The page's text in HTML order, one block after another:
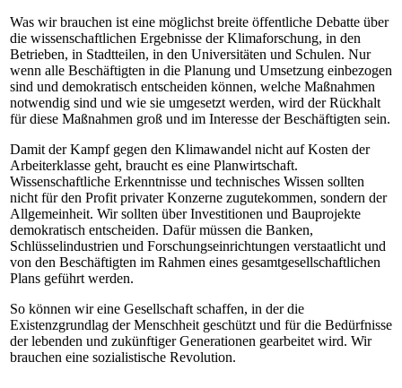
Was wir brauchen ist eine möglichst breite öffentliche Debatte über
die wissenschaftlichen Ergebnisse der Klimaforschung, in den
Betrieben, in Stadtteilen, in den Universitäten und Schulen. Nur
wenn alle Beschäftigten in die Planung und Umsetzung einbezogen
sind und demokratisch entscheiden können, welche Maßnahmen
notwendig sind und wie sie umgesetzt werden, wird der Rückhalt
für diese Maßnahmen groß und im Interesse der Beschäftigten sein.
Damit der Kampf gegen den Klimawandel nicht auf Kosten der
Arbeiterklasse geht, braucht es eine Planwirtschaft.
Wissenschaftliche Erkenntnisse und technisches Wissen sollten
nicht für den Profit privater Konzerne zugutekommen, sondern der
Allgemeinheit. Wir sollten über Investitionen und Bauprojekte
demokratisch entscheiden. Dafür müssen die Banken,
Schlüsselindustrien und Forschungseinrichtungen verstaatlicht und
von den Beschäftigten im Rahmen eines gesamtgesellschaftlichen
Plans geführt werden.
So können wir eine Gesellschaft schaffen, in der die
Existenzgrundlag der Menschheit geschützt und für die Bedürfnisse
der lebenden und zukünftiger Generationen gearbeitet wird. Wir
brauchen eine sozialistische Revolution.